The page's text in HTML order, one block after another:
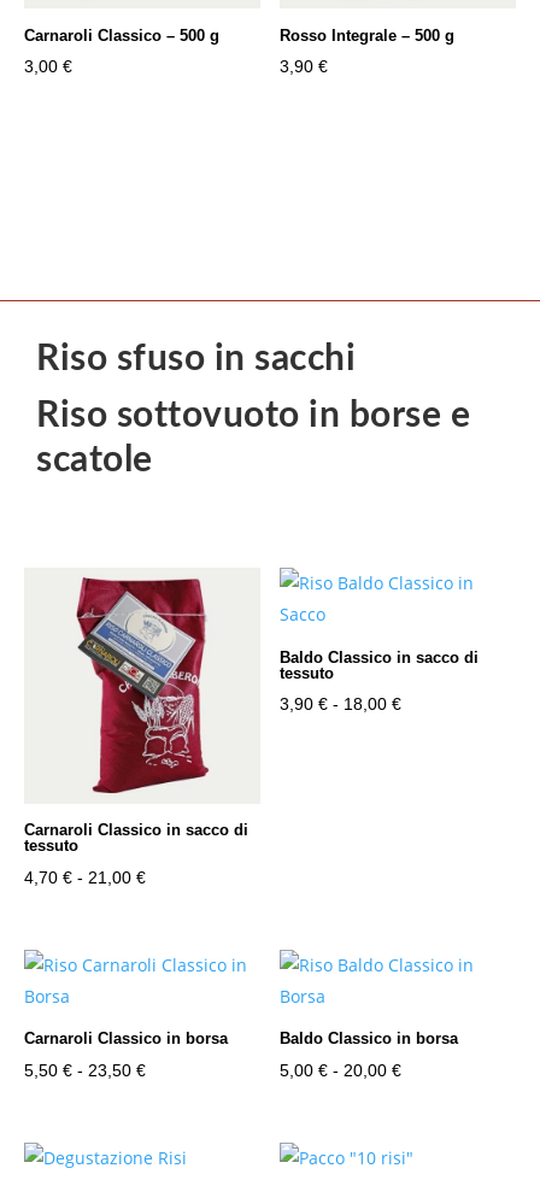
Carnaroli Classico – 500 g
3,00 €
Rosso Integrale – 500 g
3,90€
Riso sfuso in sacchi
Riso sottovuoto in borse e
scatole
Carnaroli Classico in sacco di
tessuto
4,70 € - 21,00 €Fascia
da
a
21,00 €
Baldo Classico in sacco di
tessuto
3,90€ - 18,00€Fascia
Carnaroli Classico in borsa
5,50 € - 23,50 €Fascia
da
Baldo Classico in borsa
5,00€ - 20,00€Fascia
da